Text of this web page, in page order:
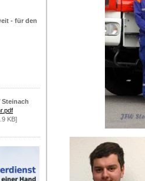
- für den
Steinach
KB]